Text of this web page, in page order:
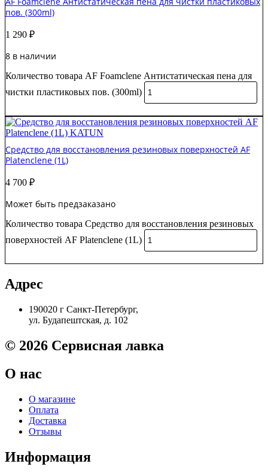
пов. (300ml)
1 290 ₽
8 в наличии
Количество товара AF Foamclene Антистатическая пена для
чистки пластиковых пов. (300ml)
Средство для восстановления резиновых поверхностей AF
Platenclene (1L)
4 700 ₽
Может быть предзаказано
Количество товара Средство для восстановления резиновых
поверхностей AF Platenclene (1L)
Адрес
190020 г Санкт-Петербург,
ул. Будапештская, д. 102
© 2026 Сервисная лавка
О нас
О магазине
Оплата
Доставка
Отзывы
Информация